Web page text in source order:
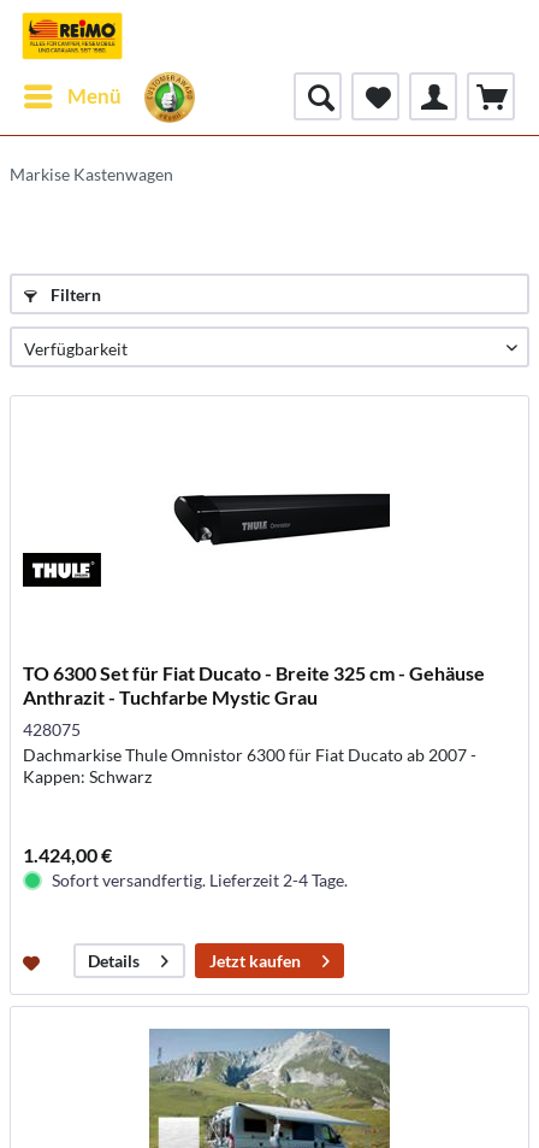
Menü
Markise Kastenwagen
Filtern
TO 6300 Set für Fiat Ducato - Breite 325 cm - Gehäuse
Anthrazit - Tuchfarbe Mystic Grau
428075
Dachmarkise Thule Omnistor 6300 für Fiat Ducato ab 2007 -
Kappen: Schwarz
1.424,00 €
Sofort versandfertig. Lieferzeit 2-4 Tage.
Details Jetzt kaufen